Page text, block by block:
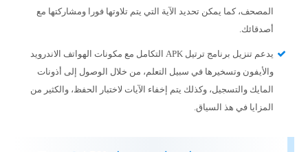
المصحف، كما يمكن تحديد الآية التي يتم تلاوتها فورا ومشاركتها مع
أصدقائك.
يدعم تنزيل برنامج ترتيل APK التكامل مع مكونات الهواتف الاندرويد
والأيفون وتسخيرها في سبيل التعلم، من خلال الوصول إلى أذونات
المايك والتسجيل، وكذلك يتم إخفاء الآيات لاختبار الحفظ، والكثير من
المزايا في هذ السياق.